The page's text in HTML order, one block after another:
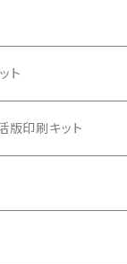
ト
印刷キット